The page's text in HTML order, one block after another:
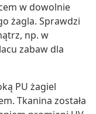
w dowolnie
żagla. Sprawdzi
np. w
zabaw dla
PU żagiel
Tkanina została